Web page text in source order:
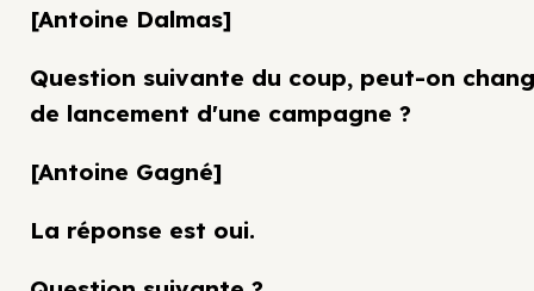
[Antoine Dalmas]
Question suivante du coup, peut-on
de lancement d'une campagne ?
[Antoine Gagné]
La réponse est oui.